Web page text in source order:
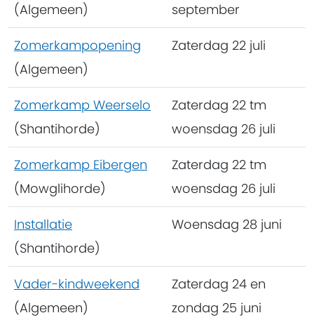
(Algemeen)
september
Zomerkampopening
(Algemeen)
Zaterdag 22 juli
Zomerkamp Weerselo
(Shantihorde)
Zaterdag 22 tm
woensdag 26 juli
Zomerkamp Eibergen
(Mowglihorde)
Zaterdag 22 tm
woensdag 26 juli
Installatie
(Shantihorde)
Woensdag 28 juni
Vader-kindweekend
(Algemeen)
Zaterdag 24 en
zondag 25 juni